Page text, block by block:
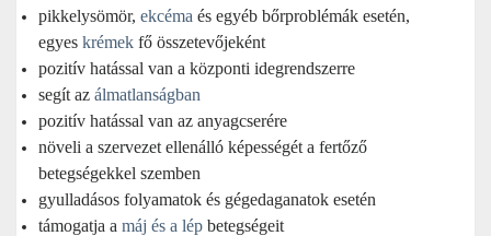
pikkelysömör, ekcéma és egyéb bőrproblémák esetén,
egyes krémek fő összetevőjeként
pozitív hatással van a központi idegrendszerre
segít az álmatlanságban
pozitív hatással van az anyagcserére
növeli a szervezet ellenálló képességét a fertőző
betegségekkel szemben
gyulladásos folyamatok és gégedaganatok esetén
támogatja a máj és a lép betegségeit